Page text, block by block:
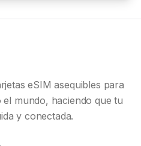
eSIM asequibles para
el mundo, haciendo que tu
y conectada.